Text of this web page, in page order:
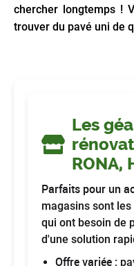
chercher longtemps !
trouver du pavé uni de
Les
RONA,
Parfaits pour un
magasins sont
qui ont besoin de
d'une solution
Offre variée :